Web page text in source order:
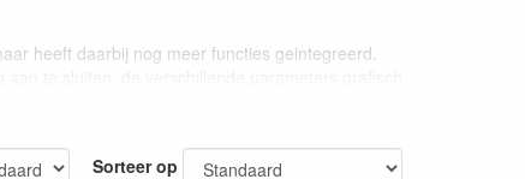
heeft daarbij nog meer functies geintegreerd.
brengt u uw geluidskwaliteit naar een hoger
speakers in uw systeem nauwkeurig in fase
in uw systeem bereikt dan de luisteraar op
Sorteer op